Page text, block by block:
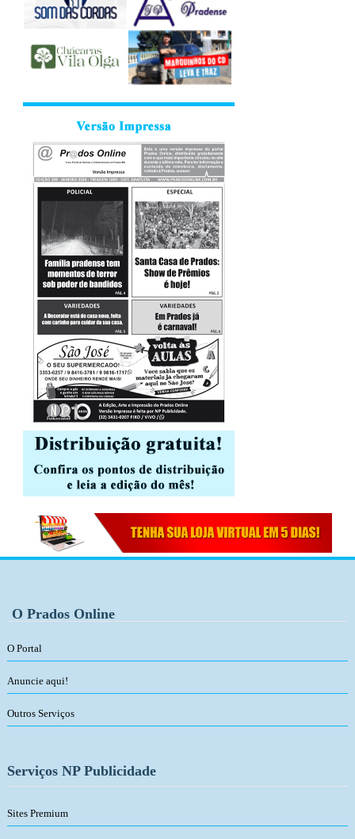
O Prados Online
O Portal
Anuncie aqui!
Outros Serviços
Serviços NP Publicidade
Sites Premium